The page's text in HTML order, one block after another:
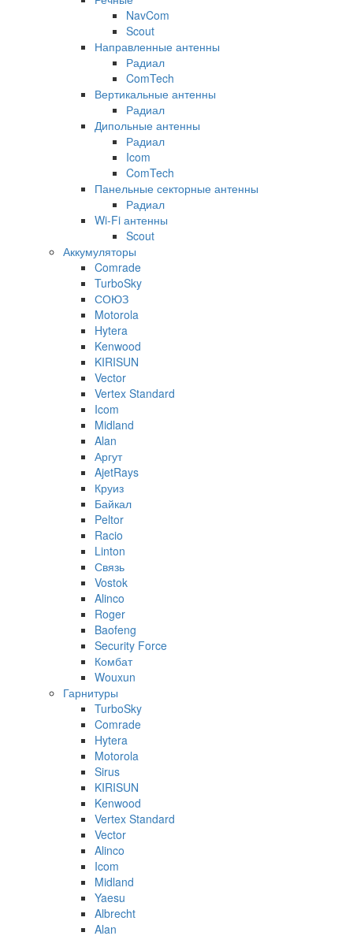
NavCom
Scout
Направленные антенны
Радиал
ComTech
Вертикальные антенны
Радиал
Дипольные антенны
Радиал
Icom
ComTech
Панельные секторные антенны
Радиал
Wi-Fi антенны
Scout
Аккумуляторы
Comrade
TurboSky
СОЮЗ
Motorola
Hytera
Kenwood
KIRISUN
Vector
Vertex Standard
Icom
Midland
Alan
Аргут
AjetRays
Круиз
Байкал
Peltor
Racio
Linton
Связь
Vostok
Alinco
Roger
Baofeng
Security Force
Комбат
Wouxun
Гарнитуры
TurboSky
Comrade
Hytera
Motorola
Sirus
KIRISUN
Kenwood
Vertex Standard
Vector
Alinco
Icom
Midland
Yaesu
Albrecht
Alan